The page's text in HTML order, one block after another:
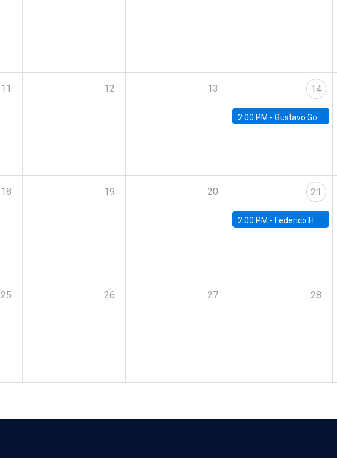
11 12 13 14
2:00 PM - Gustavo González - Banco Central de Chile
18 19 20 21
2:00 PM - Federico Huneeus - Banco Central de Chile
25 26 27 28